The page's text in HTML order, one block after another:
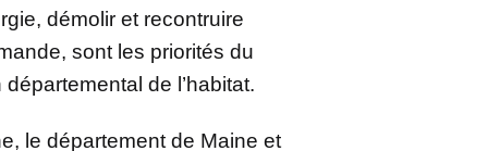
démolir et recontruire
sont les priorités du
de l’habitat.
le département de Maine et